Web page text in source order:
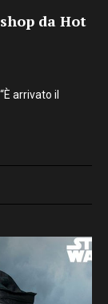
da Hot
arrivato il